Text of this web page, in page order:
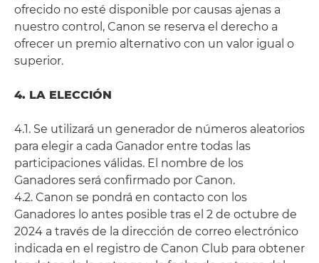
ofrecido no esté disponible por causas ajenas a
nuestro control, Canon se reserva el derecho a
ofrecer un premio alternativo con un valor igual o
superior.
4. LA ELECCIÓN
4.1. Se utilizará un generador de números aleatorios
para elegir a cada Ganador entre todas las
participaciones válidas. El nombre de los
Ganadores será confirmado por Canon.
4.2. Canon se pondrá en contacto con los
Ganadores lo antes posible tras el 2 de octubre de
2024 a través de la dirección de correo electrónico
indicada en el registro de Canon Club para obtener